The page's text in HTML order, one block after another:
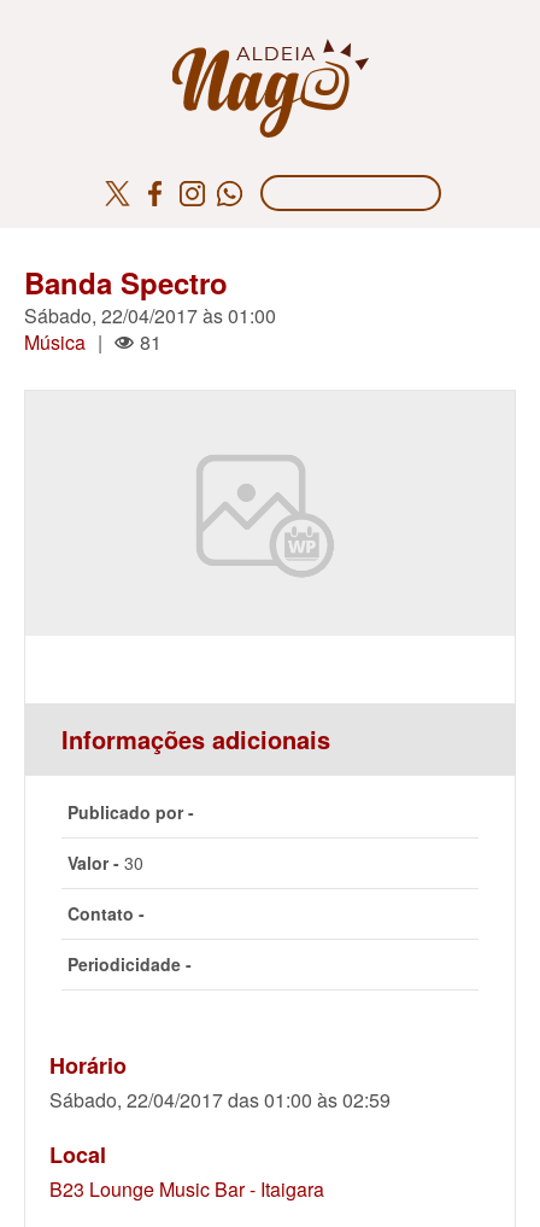
Banda Spectro
Sábado, 22/04/2017 às 01:00
Música | 81
Informações adicionais
Publicado por -
Valor - 30
Contato -
Periodicidade -
Horário
Sábado, 22/04/2017 das 01:00 às 02:59
Local
B23 Lounge Music Bar - Itaigara